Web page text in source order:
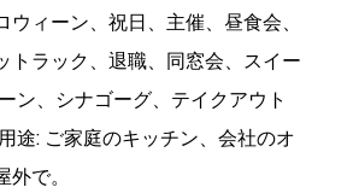
ィーン、祝日、主催、昼食会、
トラック、退職、同窓会、スイー
ン、シナゴーグ、テイクアウト
途: ご家庭のキッチン、会社のオ
で。